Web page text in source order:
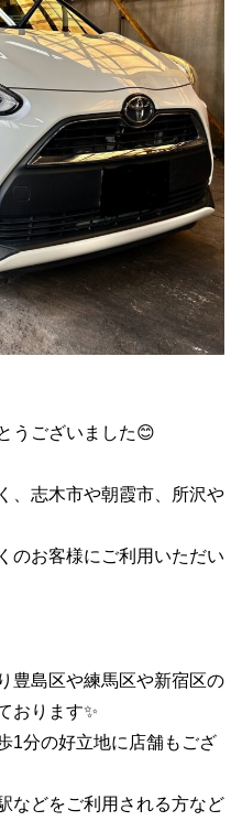
うございました😊
、志木市や朝霞市、所沢や
のお客様にご利用いただい
豊島区や練馬区や新宿区の
おります✨
1分の好立地に店舗もござ
などをご利用される方など